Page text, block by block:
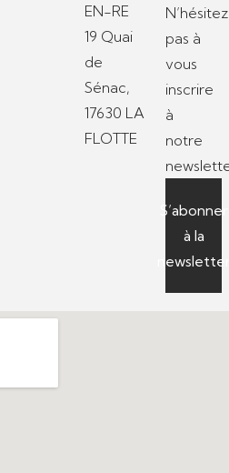
EN-RE
19 Quai
de
Sénac,
17630 LA
FLOTTE
N’hésitez
pas à
vous
inscrire
à
notre
S’abonner
à la